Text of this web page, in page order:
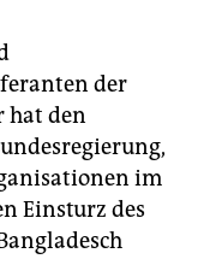
der
hat den
im
Einsturz des